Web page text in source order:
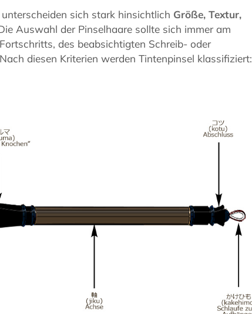
unterscheiden sich stark hinsichtlich Größe, Textur,
Auswahl der Pinselhaare sollte sich immer am
des beabsichtigten Schreib- oder
diesen Kriterien werden Tintenpinsel klassifiziert: